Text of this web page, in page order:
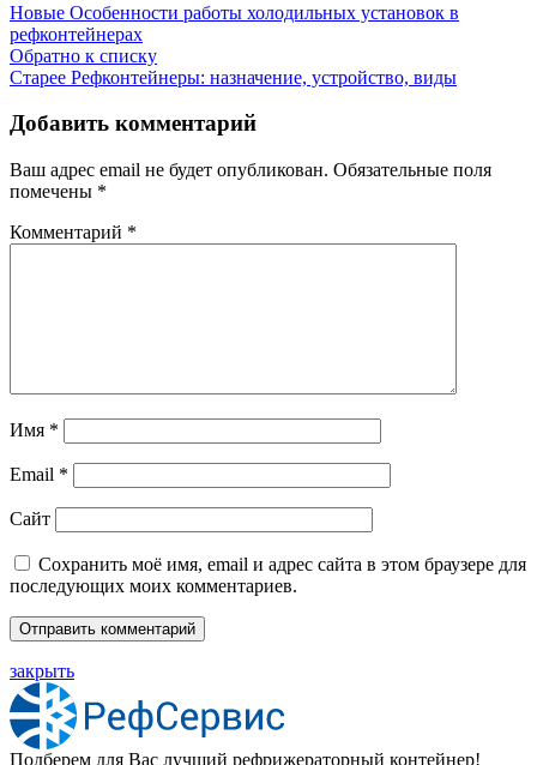
Новые Особенности работы холодильных установок в
рефконтейнерах
Обратно к списку
Старее Рефконтейнеры: назначение, устройство, виды
Добавить комментарий
Ваш адрес email не будет опубликован. Обязательные поля
помечены *
Комментарий *
Имя *
Email *
Сайт
Сохранить моё имя, email и адрес сайта в этом браузере для
последующих моих комментариев.
закрыть
Подберем для Вас лучший рефрижераторный контейнер!